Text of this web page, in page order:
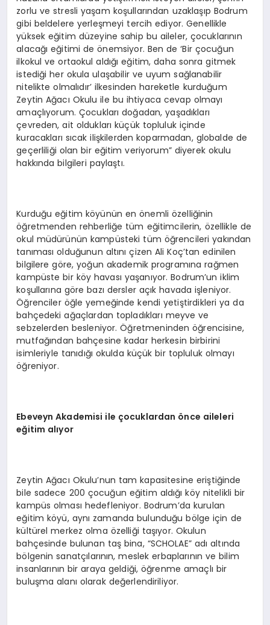
zorlu ve stresli yaşam koşullarından uzaklaşıp Bodrum
gibi beldelere yerleşmeyi tercih ediyor. Genellikle
yüksek eğitim düzeyine sahip bu aileler, çocuklarının
alacağı eğitimi de önemsiyor. Ben de ‘Bir çocuğun
ilkokul ve ortaokul aldığı eğitim, daha sonra gitmek
istediği her okula ulaşabilir ve uyum sağlanabilir
nitelikte olmalıdır’ ilkesinden hareketle kurduğum
Zeytin Ağacı Okulu ile bu ihtiyaca cevap olmayı
amaçlıyorum. Çocukları doğadan, yaşadıkları
çevreden, ait oldukları küçük topluluk içinde
kuracakları sıcak ilişkilerden koparmadan, globalde de
geçerliliği olan bir eğitim veriyorum” diyerek okulu
hakkında bilgileri paylaştı.
Kurduğu eğitim köyünün en önemli özelliğinin
öğretmenden rehberliğe tüm eğitimcilerin, özellikle de
okul müdürünün kampüsteki tüm öğrencileri yakından
tanıması olduğunun altını çizen Ali Koç’tan edinilen
bilgilere göre, yoğun akademik programına rağmen
kampüste bir köy havası yaşanıyor. Bodrum’un iklim
koşullarına göre bazı dersler açık havada işleniyor.
Öğrenciler öğle yemeğinde kendi yetiştirdikleri ya da
bahçedeki ağaçlardan topladıkları meyve ve
sebzelerden besleniyor. Öğretmeninden öğrencisine,
mutfağından bahçesine kadar herkesin birbirini
isimleriyle tanıdığı okulda küçük bir topluluk olmayı
öğreniyor.
Ebeveyn Akademisi ile çocuklardan önce aileleri
eğitim alıyor
Zeytin Ağacı Okulu’nun tam kapasitesine eriştiğinde
bile sadece 200 çocuğun eğitim aldığı köy nitelikli bir
kampüs olması hedefleniyor. Bodrum’da kurulan
eğitim köyü, aynı zamanda bulunduğu bölge için de
kültürel merkez olma özelliği taşıyor. Okulun
bahçesinde bulunan taş bina, “SCHOLAE” adı altında
bölgenin sanatçılarının, meslek erbaplarının ve bilim
insanlarının bir araya geldiği, öğrenme amaçlı bir
buluşma alanı olarak değerlendiriliyor.